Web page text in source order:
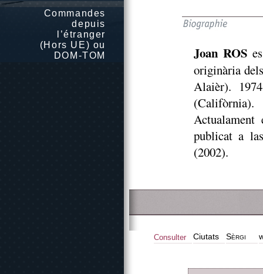
Commandes
depuis
l’étranger
(Hors UE) ou
DOM-TOM
Joan ROS
originària
Alaièr).
(Califòrnia).
Actualament
publicat a
(2002).
Consulter Ciutats Sèrgi